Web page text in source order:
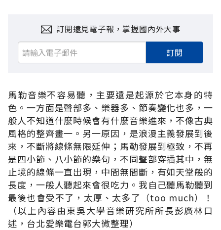
訂閱遠見電子報，掌握國內外大事
訂閱
馬勒音樂不容易聽，主要還是起源於它本身的特
色。一方面是聲部多、樂器多、節奏變化也多，一
般人不知道什麼時候會有什麼音樂進來，不像古典
風格的整齊畫一。另一原因，是浪漫主義發展到後
來，不斷將線條無限延伸；馬勒發展到極致，不再
是四小節、八小節的樂句，不同聲部穿插其中，無
止境的線條一直出現，中間無間斷，有如天堂般的
長度，一般人聽起來會很吃力。我自己聽馬勒聽到
最後也會受不了，太厚、太多了（too much）！
（以上內容由東吳大學音樂研究所所長彭廣林口
述，台北愛樂電台郭大微整理）